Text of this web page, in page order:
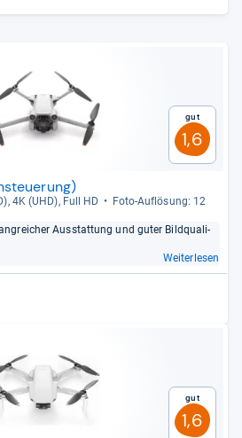
Gut
1,6
4K (UHD), Full HD
Foto-​Auf­lö­sung: 12
Aus­stat­tung und guter Bild­qua­li­
Weiterlesen
Gut
1,6